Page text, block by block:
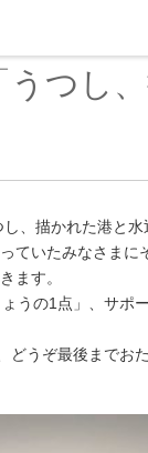
つし
、描かれた港と
ていたみなさまに
ます。
うの1点」、サポ
どうぞ最後までお